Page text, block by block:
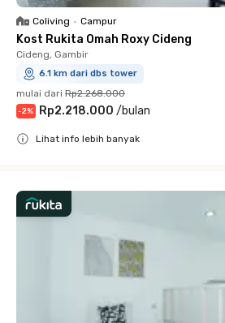
Coliving • Campur
Kost Rukita Omah Roxy Cideng
Cideng, Gambir
6.1 km dari dbs tower
mulai dari Rp2.268.000
-2% Rp2.218.000 /bulan
Lihat info lebih banyak